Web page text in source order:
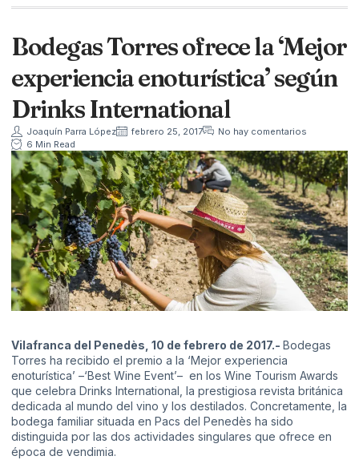
Bodegas Torres ofrece la ‘Mejor
experiencia enoturística’ según
Drinks International
Joaquín Parra López febrero 25, 2017
No hay comentarios
6 Min Read
Vilafranca del Penedès, 10 de febrero de 2017.- Bodegas
Torres ha recibido el premio a la ‘Mejor experiencia
enoturística’ –‘Best Wine Event’– en los Wine Tourism Awards
que celebra Drinks International, la prestigiosa revista británica
dedicada al mundo del vino y los destilados. Concretamente, la
bodega familiar situada en Pacs del Penedès ha sido
distinguida por las dos actividades singulares que ofrece en
época de vendimia.